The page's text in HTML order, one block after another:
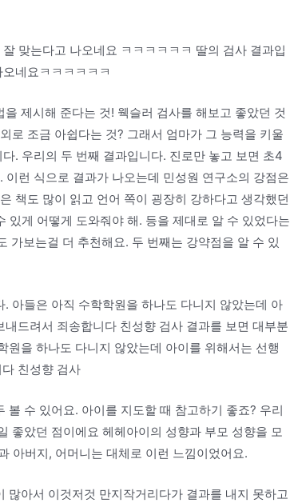
맞는다고 나오네요 ㅋㅋㅋㅋㅋㅋ 딸의 검사 결과입
네요ㅋㅋㅋㅋㅋㅋ
제시해 준다는 것! 웩슬러 검사를 해보고 좋았던 것
로 조금 아쉽다는 것? 그래서 엄마가 그 능력을 키울
. 우리의 두 번째 결과입니다. 진로만 놓고 보면 초4
런 식으로 결과가 나오는데 민성원 연구소의 강점은
책도 많이 읽고 언어 쪽이 굉장히 강하다고 생각했던
있게 어떻게 도와줘야 해. 등을 제대로 알 수 있었다는
가보는걸 더 추천해요. 두 번째는 강약점을 알 수 있
아들은 아직 수학학원을 하나도 다니지 않았는데 아
드려서 죄송합니다 친성향 검사 결과를 보면 대부분
을 하나도 다니지 않았는데 아이를 위해서는 선행
친성향 검사
수 있어요. 아이를 지도할 때 참고하기 좋죠? 우리
좋았던 점이에요 헤헤아이의 성향과 부모 성향을 모
아버지, 어머니는 대체로 이런 느낌이었어요.
아서 이것저것 만지작거리다가 결과를 내지 못하고